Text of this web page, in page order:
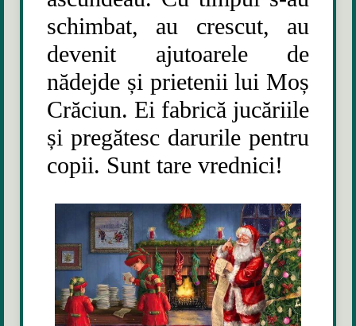
schimbat, au crescut, au
devenit ajutoarele de
nădejde și prietenii lui Moș
Crăciun. Ei fabrică jucăriile
și pregătesc darurile pentru
copii. Sunt tare vrednici!